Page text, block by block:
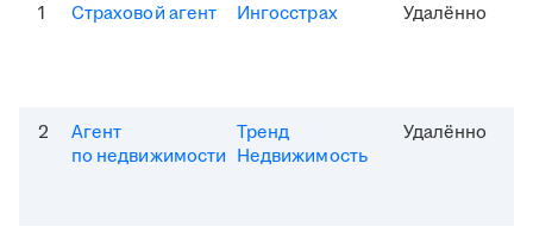
1 Страховой агент Ингосстрах Удалённо
2
Агент
по недвижимости
Тренд
Недвижимость
Удалённо